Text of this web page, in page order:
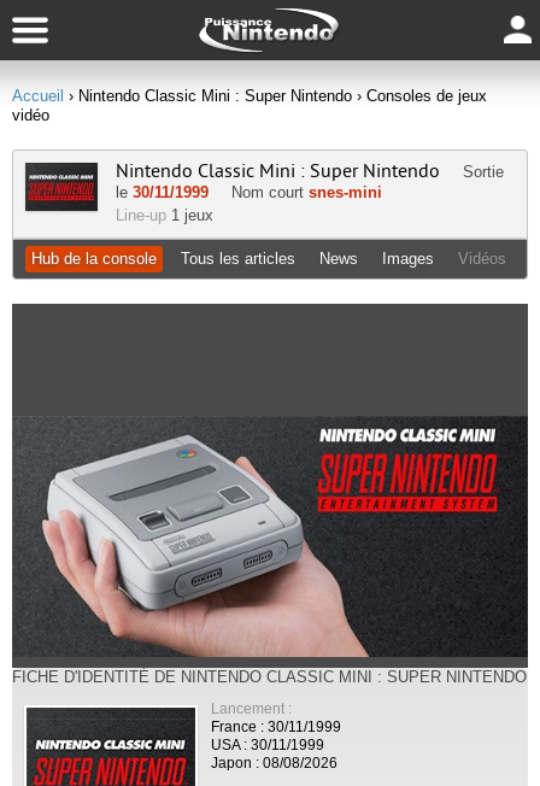
Accueil › Nintendo Classic Mini : Super Nintendo › Consoles de jeux
vidéo
Nintendo Classic Mini : Super Nintendo
Sortie
le 30/11/1999 Nom court snes-mini
Line-up 1 jeux
Hub de la console Tous les articles News Images Vidéos
FICHE D'IDENTITÉ DE NINTENDO CLASSIC MINI : SUPER NINTENDO
Lancement :
France : 30/11/1999
USA : 30/11/1999
Japon : 08/08/2026